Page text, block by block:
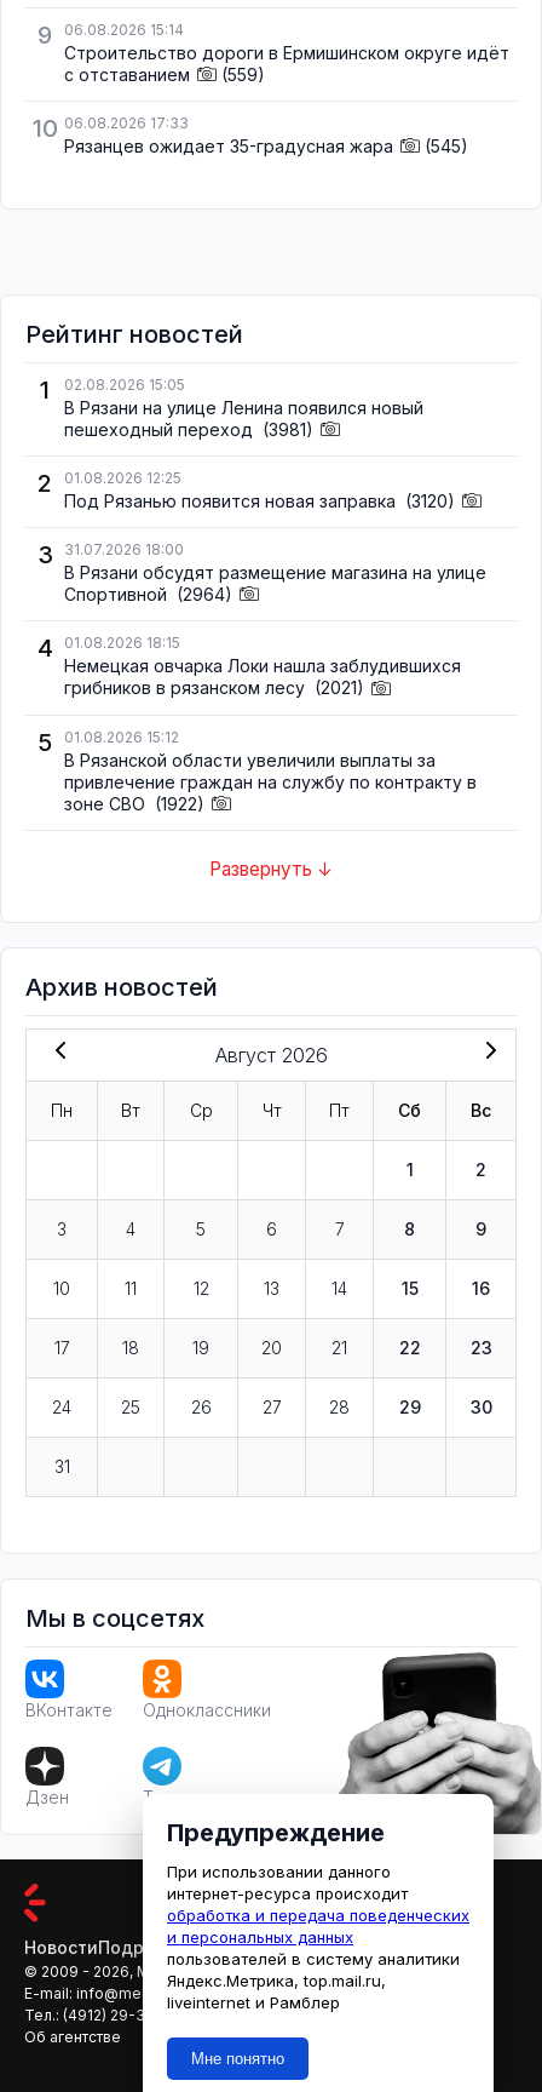
9 06.08.2026 15:14
Строительство дороги в Ермишинском округе идёт
с отставанием
(559)
10 06.08.2026 17:33
Рязанцев ожидает 35-градусная жара (545)
Рейтинг новостей
1
02.08.2026 15:05
В Рязани на улице Ленина появился новый
пешеходный переход (3981)
2 01.08.2026 12:25
Под Рязанью появится новая заправка (3120)
3 31.07.2026 18:00
В Рязани обсудят размещение магазина на улице
Спортивной (2964)
4 01.08.2026 18:15
Немецкая овчарка Локи нашла заблудившихся
грибников в рязанском лесу (2021)
5 01.08.2026 15:12
В Рязанской области увеличили выплаты за
привлечение граждан на службу по контракту в
зоне СВО (1922)
Развернуть ↓
Архив новостей
Август 2026
Пн Вт Ср Чт Пт Сб Вс
1 2
3 4 5 6 7 8 9
10 11 12 13 14 15 16
17 18 19 20 21 22 23
24 25 26 27 28 29 30
31
Мы в соцсетях
ВКонтакте Одноклассники
Дзен Телеграм
НовостиПодробностиАфишаКино
© 2009 - 2026, МЕДИАРЯЗАНЬ
E-mail: info@mediaryazan.ru,reklama@mediaryazan.ru
Тел.: (4912) 29-33-66
Об агентстве
Предупреждение
При использовании данного
интернет-ресурса происходит
обработка и передача поведенческих
и персональных данных
пользователей в систему аналитики
Яндекс.Метрика, top.mail.ru,
liveinternet и Рамблер
Мне понятно